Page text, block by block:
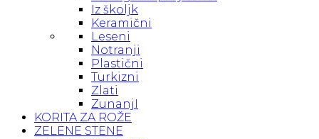
Iz školjk
Keramični
Leseni
Notranji
Plastični
Turkizni
Zlati
ZunanjI
KORITA ZA ROŽE
ZELENE STENE